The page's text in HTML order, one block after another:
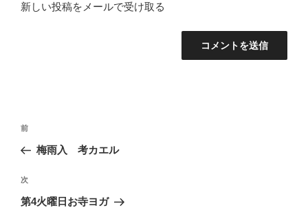
新しい投稿をメールで受け取る
稿
ナ
ゲ
ー
前
の
稿
前
梅雨入 考カエル
次
の
次
第4火曜日お寺ヨガ